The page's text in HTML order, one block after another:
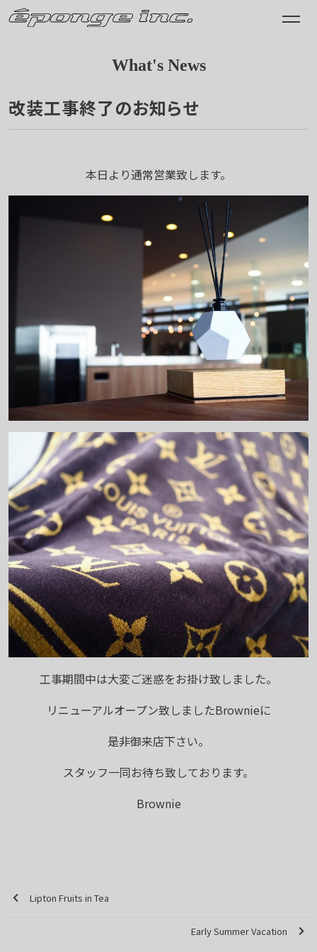
What's News
改装工事終了のお知らせ
本日より通常営業致します。
工事期間中は大変ご迷惑をお掛け致しました。
リニューアルオープン致しましたBrownieに
是非御来店下さい。
スタッフ一同お待ち致しております。
Brownie
Lipton Fruits in Tea
Early Summer Vacation